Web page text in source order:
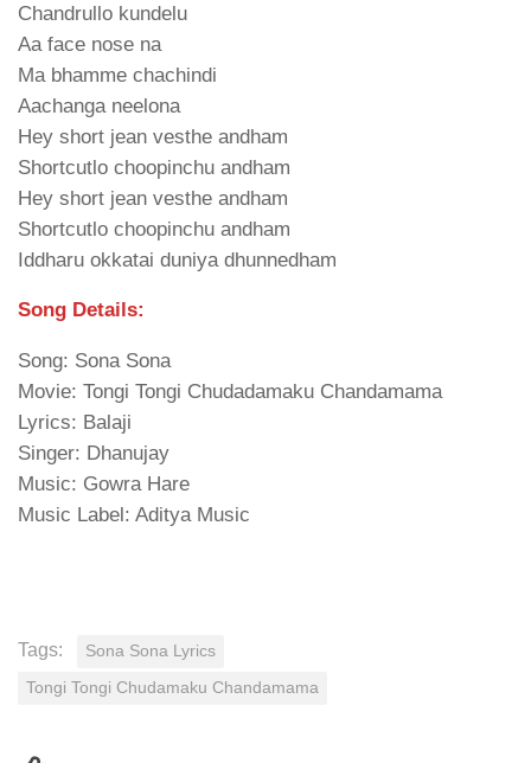
Chandrullo kundelu
Aa face nose na
Ma bhamme chachindi
Aachanga neelona
Hey short jean vesthe andham
Shortcutlo choopinchu andham
Hey short jean vesthe andham
Shortcutlo choopinchu andham
Iddharu okkatai duniya dhunnedham
Song Details:
Song: Sona Sona
Movie: Tongi Tongi Chudadamaku Chandamama
Lyrics: Balaji
Singer: Dhanujay
Music: Gowra Hare
Music Label: Aditya Music
Tags: Sona Sona Lyrics
Tongi Tongi Chudamaku Chandamama